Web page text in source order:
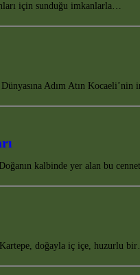
için sunduğu imkanlarla…
Adım Atın
kalbinde yer alan bu
Kartepe, doğayla iç içe, huzurlu